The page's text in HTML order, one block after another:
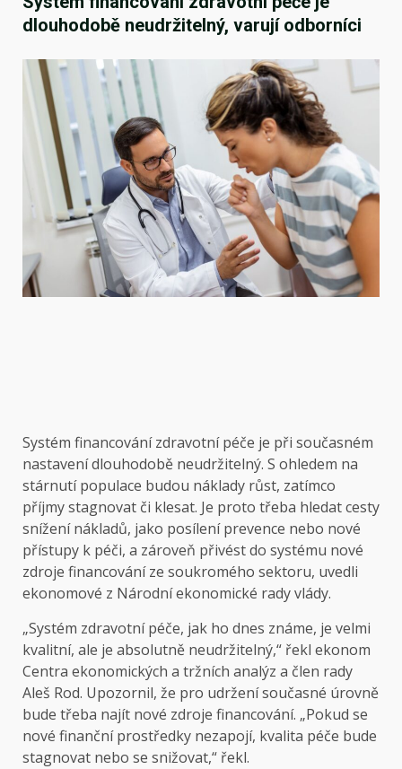
dlouhodobě neudržitelný, varují odborníci
Systém financování zdravotní péče je při současném
nastavení dlouhodobě neudržitelný. S ohledem na
stárnutí populace budou náklady růst, zatímco
příjmy stagnovat či klesat. Je proto třeba hledat cesty
snížení nákladů, jako posílení prevence nebo nové
přístupy k péči, a zároveň přivést do systému nové
zdroje financování ze soukromého sektoru, uvedli
ekonomové z Národní ekonomické rady vlády.
„Systém zdravotní péče, jak ho dnes známe, je velmi
kvalitní, ale je absolutně neudržitelný,“ řekl ekonom
Centra ekonomických a tržních analýz a člen rady
Aleš Rod. Upozornil, že pro udržení současné úrovně
bude třeba najít nové zdroje financování. „Pokud se
nové finanční prostředky nezapojí, kvalita péče bude
stagnovat nebo se snižovat,“ řekl.